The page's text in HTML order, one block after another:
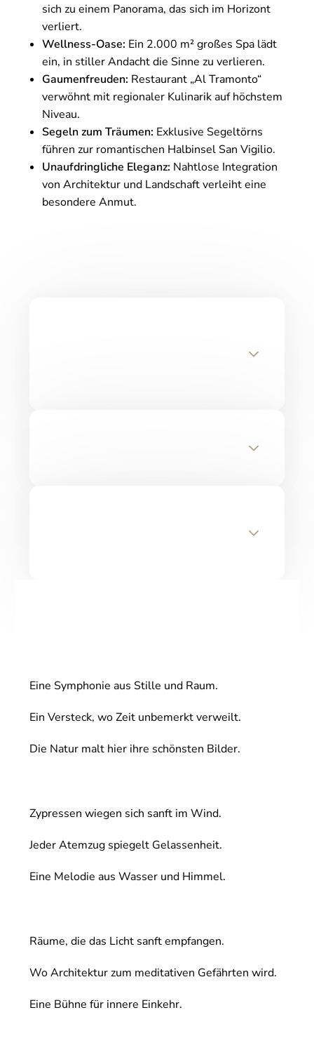
sich zu einem Panorama, das sich im Horizont
verliert.
Wellness-Oase: Ein 2.000 m² großes Spa lädt
ein, in stiller Andacht die Sinne zu verlieren.
Gaumenfreuden: Restaurant „Al Tramonto“
verwöhnt mit regionaler Kulinarik auf höchstem
Niveau.
Segeln zum Träumen: Exklusive Segeltörns
führen zur romantischen Halbinsel San Vigilio.
Unaufdringliche Eleganz: Nahtlose Integration
von Architektur und Landschaft verleiht eine
besondere Anmut.
Eine Symphonie aus Stille und Raum.
Ein Versteck, wo Zeit unbemerkt verweilt.
Die Natur malt hier ihre schönsten Bilder.
Zypressen wiegen sich sanft im Wind.
Jeder Atemzug spiegelt Gelassenheit.
Eine Melodie aus Wasser und Himmel.
Räume, die das Licht sanft empfangen.
Wo Architektur zum meditativen Gefährten wird.
Eine Bühne für innere Einkehr.